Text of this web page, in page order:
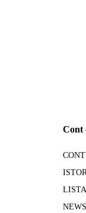
Cont